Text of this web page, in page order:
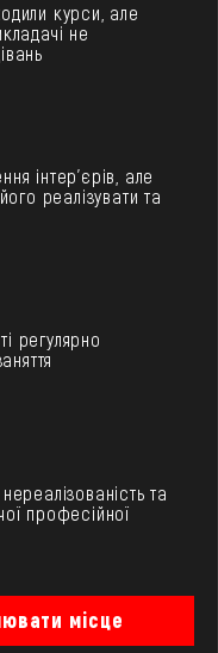
курси, але
не
інтер’єрів, але
реалізувати та
регулярно
та
професійної
місце